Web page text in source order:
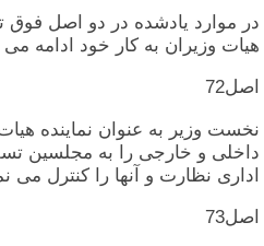
در موارد یادشده‏ در دو اصل‏ فوق‏
هیات‏ وزیران‏ به‏ کار خود ادامه‏
اصل‏72
نخست‏ وزیر به‏ عنوان‏ نماینده‏
داخلی‏ و خارجی‏ را به‏ مجلسین‏
اداری‏ نظارت‏ و آنها را کنترل‏ می‏
اصل‏73